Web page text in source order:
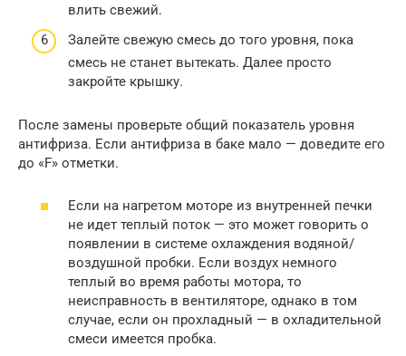
влить свежий.
Залейте свежую смесь до того уровня, пока
смесь не станет вытекать. Далее просто
закройте крышку.
После замены проверьте общий показатель уровня
антифриза. Если антифриза в баке мало — доведите его
до «F» отметки.
Если на нагретом моторе из внутренней печки
не идет теплый поток — это может говорить о
появлении в системе охлаждения водяной/
воздушной пробки. Если воздух немного
теплый во время работы мотора, то
неисправность в вентиляторе, однако в том
случае, если он прохладный — в охладительной
смеси имеется пробка.